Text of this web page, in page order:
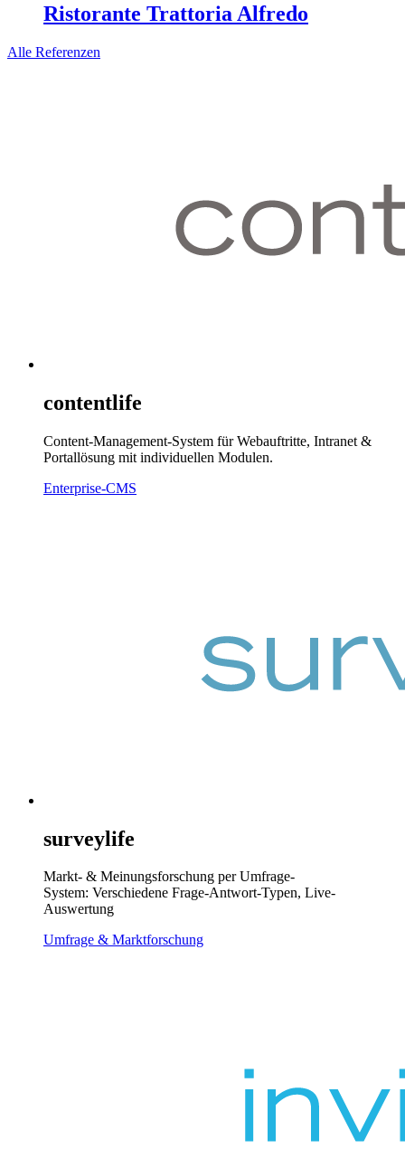
Ristorante Trattoria Alfredo
Alle Referenzen
contentlife
Content-Management-System für Webauftritte, Intranet &
Portallösung mit individuellen Modulen.
Enterprise-CMS
surveylife
Markt- & Meinungsforschung per Umfrage-
System: Verschiedene Frage-Antwort-Typen, Live-
Auswertung
Umfrage & Marktforschung